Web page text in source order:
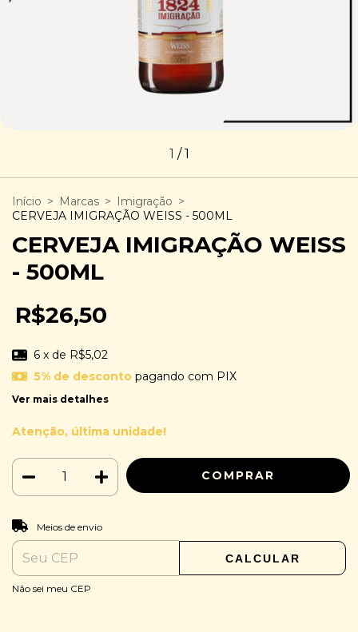
1 /1
Início > Marcas > Imigração >
CERVEJA IMIGRAÇÃO WEISS - 500ML
CERVEJA IMIGRAÇÃO WEISS
- 500ML
R$26,50
6 x de R$5,02
5% de descontopagando com PIX
Ver mais detalhes
Atenção, última unidade!
Entregas para o CEP:
Meios de envio
CALCULAR
Não sei meu CEP